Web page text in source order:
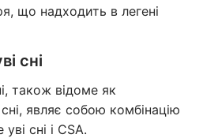
що надходить в легені
сні
також відоме як
являє собою комбінацію
сні і CSA.